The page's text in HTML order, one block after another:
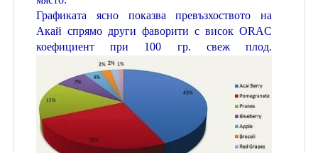
Графиката ясно показва превъзхоството на
Акай спрямо други фаворити с висок ORAC
коефициент при 100 гр. свеж плод.